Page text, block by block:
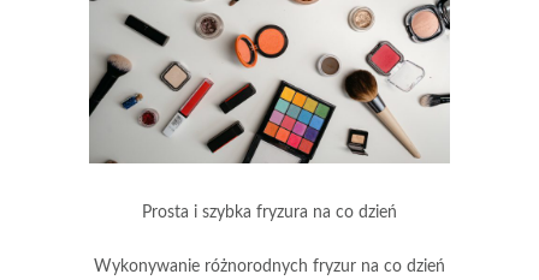
Prosta i szybka fryzura na co dzień
Wykonywanie różnorodnych fryzur na co dzień